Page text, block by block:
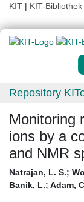
KIT | KIT-Bibliothek
Repository
Monitoring
ions by a
and NMR
Natrajan, L. S.;
Banik, L.; Adam,